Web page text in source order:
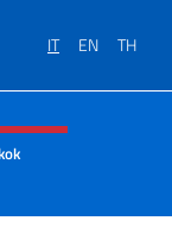
IT EN TH
menù